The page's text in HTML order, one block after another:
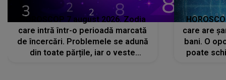
HOROSCOP 7 august 2026. Zodia
care intră într-o perioadă marcată
de încercări. Problemele se adună
din toate părțile, iar o veste
care are
bani. O
poate